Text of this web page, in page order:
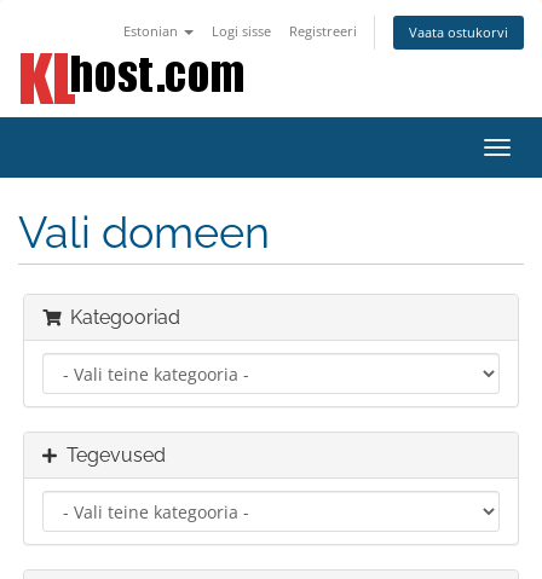
Estonian Logi sisse Registreeri Vaata ostukorvi
Vali domeen
Kategooriad
Tegevused